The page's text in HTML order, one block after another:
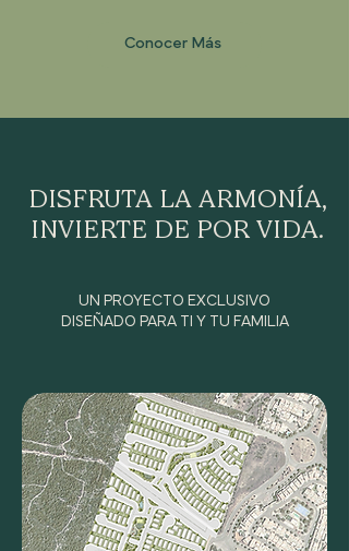
Conocer Más
DISFRUTA LA ARMONÍA,
INVIERTE DE POR VIDA.
UN PROYECTO EXCLUSIVO
DISEÑADO PARA TI Y TU FAMILIA